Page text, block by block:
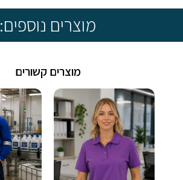
מוצרים נוספים:
מוצרים קשורים